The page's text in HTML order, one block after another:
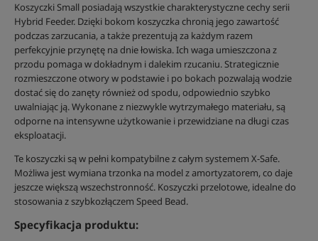
Koszyczki Small posiadają wszystkie charakterystyczne cechy serii
Hybrid Feeder. Dzięki bokom koszyczka chronią jego zawartość
podczas zarzucania, a także prezentują za każdym razem
perfekcyjnie przynętę na dnie łowiska. Ich waga umieszczona z
przodu pomaga w dokładnym i dalekim rzucaniu. Strategicznie
rozmieszczone otwory w podstawie i po bokach pozwalają wodzie
dostać się do zanęty również od spodu, odpowiednio szybko
uwalniając ją. Wykonane z niezwykle wytrzymałego materiału, są
odporne na intensywne użytkowanie i przewidziane na długi czas
eksploatacji.
Te koszyczki są w pełni kompatybilne z całym systemem X-Safe.
Możliwa jest wymiana trzonka na model z amortyzatorem, co daje
jeszcze większą wszechstronność. Koszyczki przelotowe, idealne do
stosowania z szybkozłączem Speed Bead.
Specyfikacja produktu: